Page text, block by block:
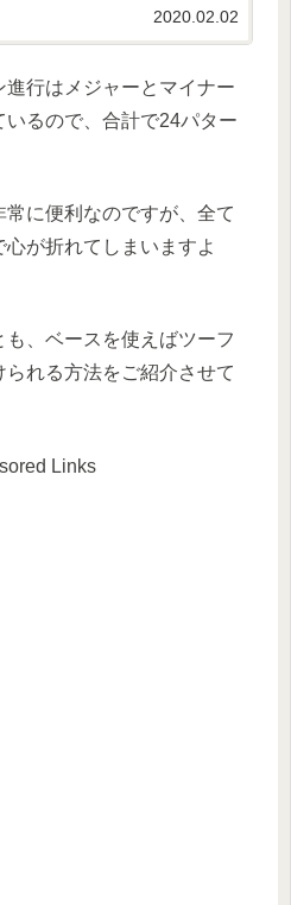
かれ方をされていませんでしょうか？私も
の中で「ツーファイブワン進...2020.02.02
進行はメジャーとマイナー
るので、合計で24パター
に便利なのですが、全て
が折れてしまいますよ
、ベースを使えばツーフ
れる方法をご紹介させて
Links